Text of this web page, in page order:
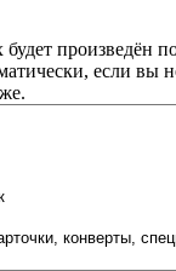
произведён
если вы